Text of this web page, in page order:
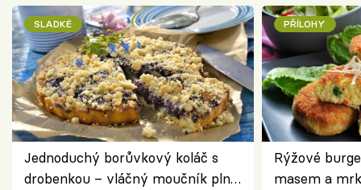
SLADKÉ
Jednoduchý borůvkový koláč s
drobenkou – vláčný moučník plný
PŘÍLOHY
Rýžové
masem a